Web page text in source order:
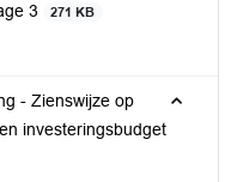
3
271 KB
- Zienswijze op
investeringsbudget